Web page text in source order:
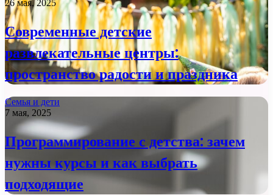
26 мая, 2025
Современные детские
развлекательные центры:
пространство радости и праздника
Семья и дети
7 мая, 2025
Программирование с детства: зачем
нужны курсы и как выбрать
подходящие